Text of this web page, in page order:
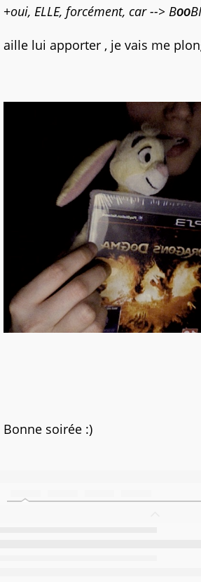
+oui, ELLE, forcément, car --> BOO
aille lui apporter , je vais me
Bonne soirée :)